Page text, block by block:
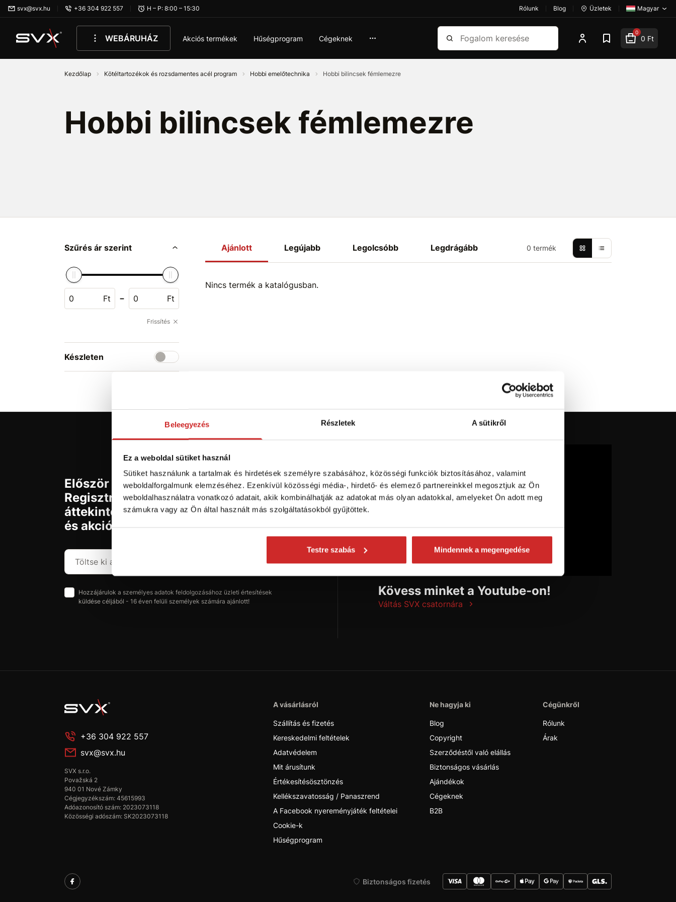
Beleegyezés Részletek A sütikről
Ez a weboldal sütiket használ
Sütiket használunk a tartalmak és hirdetések személyre szabásához, közösségi funkciók biztosításához, valamint
weboldalforgalmunk elemzéséhez. Ezenkívül közösségi média-, hirdető- és elemező partnereinkkel megosztjuk az Ön
weboldalhasználatra vonatkozó adatait, akik kombinálhatják az adatokat más olyan adatokkal, amelyeket Ön adott meg
számukra vagy az Ön által használt más szolgáltatásokból gyűjtöttek.
Testre szabás Mindennek a megengedése
Ugrás az oldal fő részéhez
svx@svx.hu +36 304 922 557 H – P: 8:00 – 15:30 Rólunk Blog Üzletek Magyar
WEBÁRUHÁZ Akciós termékek Hűségprogram Cégeknek
Keresés 0
0 Ft
Kezdőlap Kötéltartozékok és rozsdamentes acél program Hobbi emelőtechnika Hobbi bilincsek fémlemezre
Hobbi bilincsek fémlemezre
Szűrés ár szerint
Ft - Ft
Frissítés
Készleten
Ajánlott Legújabb Legolcsóbb Legdrágább 0 termék
Nincs termék a katalógusban.
Először jár az svx.hu-n?
Regisztráljon és szerezzen
áttekintést az aktuális újdonságokról
és akciókról.
Feliratkozás
Hozzájárulok a személyes adatok feldolgozásához üzleti értesítések
küldése céljából - 16 éven felüli személyek számára ajánlott!
Kövess minket a Youtube-on!
Váltás SVX csatornára
+36 304 922 557
svx@svx.hu
SVX s.r.o.
Považská 2
940 01 Nové Zámky
Cégjegyzékszám: 45615993
Adóazonosító szám: 2023073118
Közösségi adószám: SK2023073118
A vásárlásról
Szállítás és fizetés
Kereskedelmi feltételek
Adatvédelem
Mit árusítunk
Értékesítésösztönzés
Kellékszavatosság / Panaszrend
A Facebook nyereményjáték feltételei
Cookie-k
Hűségprogram
Ne hagyja ki
Blog
Copyright
Szerződéstől való elállás
Biztonságos vásárlás
Ajándékok
Cégeknek
B2B
Cégünkről
Rólunk
Árak
Biztonságos fizetés